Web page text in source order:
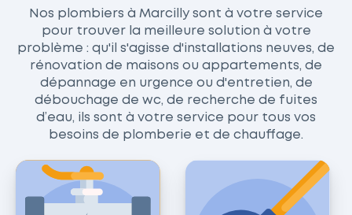
Nos plombiers à Marcilly sont à votre service
pour trouver la meilleure solution à votre
problème : qu'il s'agisse d'installations neuves, de
rénovation de maisons ou appartements, de
dépannage en urgence ou d'entretien, de
débouchage de wc, de recherche de fuites
d’eau, ils sont à votre service pour tous vos
besoins de plomberie et de chauffage.